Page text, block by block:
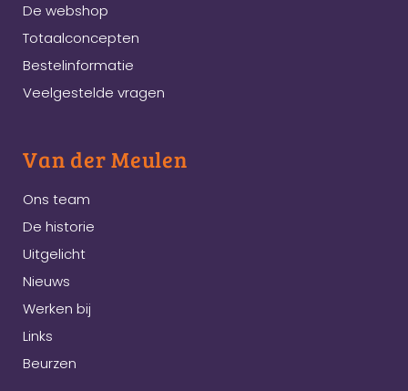
De webshop
Totaalconcepten
Bestelinformatie
Veelgestelde vragen
Van der Meulen
Ons team
De historie
Uitgelicht
Nieuws
Werken bij
Links
Beurzen